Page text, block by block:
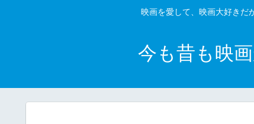
映画を愛して、映画大好き
今も昔も映